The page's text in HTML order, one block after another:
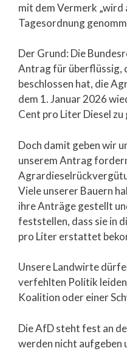
mit dem Vermerk
Tagesordnung
Der Grund: Die
Antrag für überflüssig,
beschlossen hat, die
dem 1. Januar 2026
Cent pro Liter Diesel zu
Doch damit geben wir
unserem Antrag
Viele unserer Bauern
ihre Anträge gestellt
feststellen, dass sie in
pro Liter erstattet
Unsere Landwirte
verfehlten Politik
Koalition oder einer
Die AfD steht fest an
werden nicht aufgeben